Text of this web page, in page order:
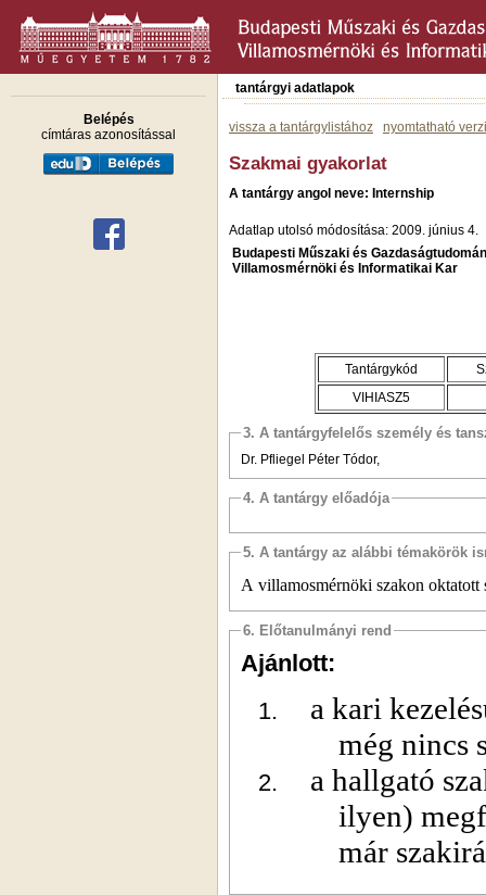
Belépés
címtáras azonosítással
tantárgyi adatlapok
vissza a tantárgylistához nyomtatható
Szakmai gyakorlat
A tantárgy angol neve: Internship
Adatlap utolsó módosítása: 2009. június 4.
Budapesti Műszaki és
Villamosmérnöki és Informatikai Kar
Tantárgykód
VIHIASZ5
3. A tantárgyfelelős személy és
Dr. Pfliegel Péter Tódor,
4. A tantárgy előadója
5. A tantárgy az alábbi témakörök
A villamosmérnöki szakon oktatott
6. Előtanulmányi rend
Ajánlott:
a kari
még nincs
a hallgató
ilyen)
már